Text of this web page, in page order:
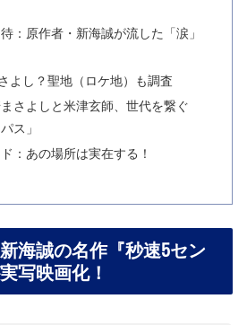
：原作者・新海誠が流した「涙」
よし？聖地（ロケ地）も調査
さよしと米津玄師、世代を繋ぐ
ス」
：あの場所は実在する！
海誠の名作『秒速5セン
写映画化！